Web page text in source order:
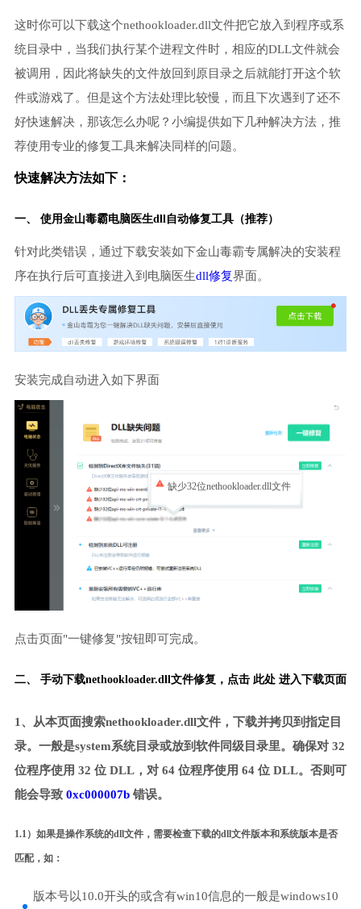
这时你可以下载这个nethookloader.dll文件把它放入到程序或系
统目录中，当我们执行某个进程文件时，相应的DLL文件就会
被调用，因此将缺失的文件放回到原目录之后就能打开这个软
件或游戏了。但是这个方法处理比较慢，而且下次遇到了还不
好快速解决，那该怎么办呢？小编提供如下几种解决方法，推
荐使用专业的修复工具来解决同样的问题。
快速解决方法如下：
一、 使用金山毒霸电脑医生dll自动修复工具（推荐）
针对此类错误，通过下载安装如下金山毒霸专属解决的安装程
序在执行后可直接进入到电脑医生dll修复界面。
安装完成自动进入如下界面
缺少32位nethookloader.dll文件
点击页面"一键修复"按钮即可完成。
二、 手动下载nethookloader.dll文件修复， 点击 此处 进入下载页面
1、从本页面搜索nethookloader.dll文件，下载并拷贝到指定目
录。一般是system系统目录或放到软件同级目录里。确保对 32
位程序使用 32 位 DLL，对 64 位程序使用 64 位 DLL。否则可
能会导致 0xc000007b错误。
1.1）如果是操作系统的dll文件，需要检查下载的dll文件版本和系统版本是否
匹配，如：
版本号以10.0开头的或含有win10信息的一般是windows10